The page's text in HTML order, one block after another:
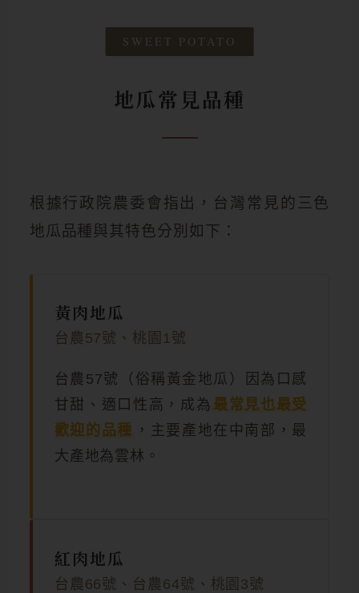
SWEET POTATO
地瓜常見品種
根據行政院農委會指出，台灣常見的三色
地瓜品種與其特色分別如下：
黃肉地瓜
台農57號、桃園1號
台農57號（俗稱黃金地瓜）因為口感
甘甜、適口性高，成為 最常見也最受
歡迎的品種 ，主要產地在中南部，最
大產地為雲林。
紅肉地瓜
台農66號、台農64號、桃園3號